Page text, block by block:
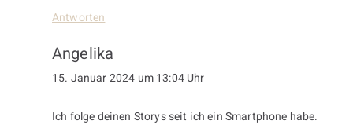
Antworten
Angelika
15. Januar 2024 um 13:04 Uhr
Ich folge deinen Storys seit ich ein Smartphone habe.